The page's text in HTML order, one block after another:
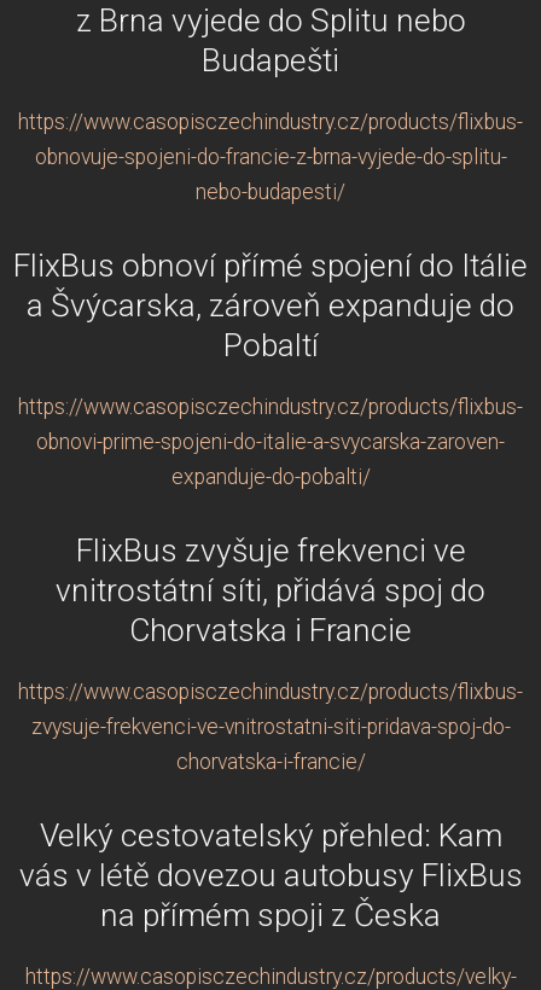
z Brna vyjede do Splitu nebo
Budapešti
https://www.casopisczechindustry.cz/products/flixbus-
obnovuje-spojeni-do-francie-z-brna-vyjede-do-splitu-
nebo-budapesti/
FlixBus obnoví přímé spojení do Itálie
a Švýcarska, zároveň expanduje do
Pobaltí
https://www.casopisczechindustry.cz/products/flixbus-
obnovi-prime-spojeni-do-italie-a-svycarska-zaroven-
expanduje-do-pobalti/
FlixBus zvyšuje frekvenci ve
vnitrostátní síti, přidává spoj do
Chorvatska i Francie
https://www.casopisczechindustry.cz/products/flixbus-
zvysuje-frekvenci-ve-vnitrostatni-siti-pridava-spoj-do-
chorvatska-i-francie/
Velký cestovatelský přehled: Kam
vás v létě dovezou autobusy FlixBus
na přímém spoji z Česka
https://www.casopisczechindustry.cz/products/velky-